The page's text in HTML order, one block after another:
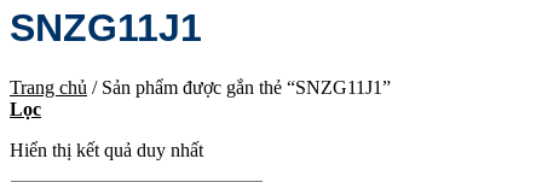
SNZG11J1
Trang chủ /Sản phẩm được gắn thẻ “SNZG11J1”
Lọc
Hiển thị kết quả duy nhất